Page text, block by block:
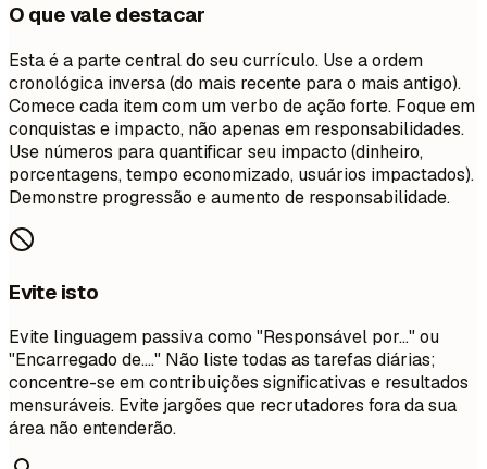
O que vale destacar
Esta é a parte central do seu currículo. Use a ordem
cronológica inversa (do mais recente para o mais antigo).
Comece cada item com um verbo de ação forte. Foque em
conquistas e impacto, não apenas em responsabilidades.
Use números para quantificar seu impacto (dinheiro,
porcentagens, tempo economizado, usuários impactados).
Demonstre progressão e aumento de responsabilidade.
Evite isto
Evite linguagem passiva como "Responsável por..." ou
"Encarregado de...." Não liste todas as tarefas diárias;
concentre-se em contribuições significativas e resultados
mensuráveis. Evite jargões que recrutadores fora da sua
área não entenderão.